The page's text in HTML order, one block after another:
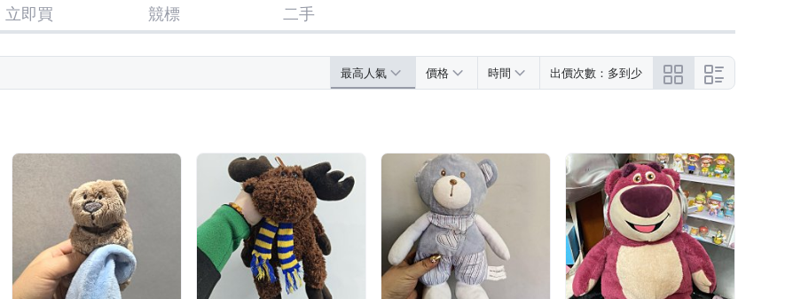
立即買 競標 二手
最高人氣 價格 時間 出價次數：多到少